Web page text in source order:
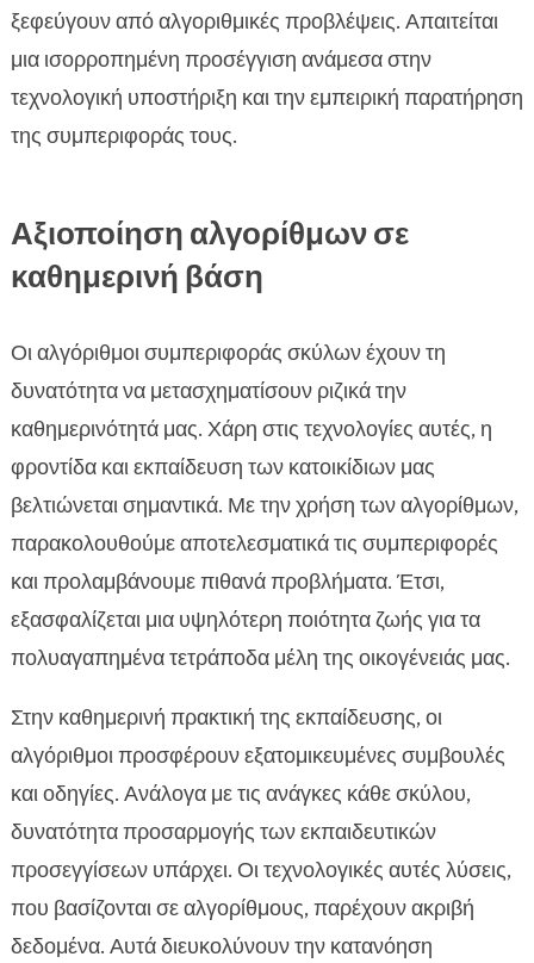
ξεφεύγουν από αλγοριθμικές προβλέψεις. Απαιτείται
μια ισορροπημένη προσέγγιση ανάμεσα στην
τεχνολογική υποστήριξη και την εμπειρική παρατήρηση
της συμπεριφοράς τους.
Αξιοποίηση αλγορίθμων σε
καθημερινή βάση
Οι αλγόριθμοι συμπεριφοράς σκύλων έχουν τη
δυνατότητα να μετασχηματίσουν ριζικά την
καθημερινότητά μας. Χάρη στις τεχνολογίες αυτές, η
φροντίδα και εκπαίδευση των κατοικίδιων μας
βελτιώνεται σημαντικά. Με την χρήση των αλγορίθμων,
παρακολουθούμε αποτελεσματικά τις συμπεριφορές
και προλαμβάνουμε πιθανά προβλήματα. Έτσι,
εξασφαλίζεται μια υψηλότερη ποιότητα ζωής για τα
πολυαγαπημένα τετράποδα μέλη της οικογένειάς μας.
Στην καθημερινή πρακτική της εκπαίδευσης, οι
αλγόριθμοι προσφέρουν εξατομικευμένες συμβουλές
και οδηγίες. Ανάλογα με τις ανάγκες κάθε σκύλου,
δυνατότητα προσαρμογής των εκπαιδευτικών
προσεγγίσεων υπάρχει. Οι τεχνολογικές αυτές λύσεις,
που βασίζονται σε αλγορίθμους, παρέχουν ακριβή
δεδομένα. Αυτά διευκολύνουν την κατανόηση